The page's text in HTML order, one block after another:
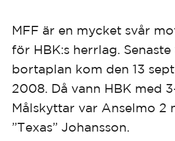
MFF är en mycket svår
för HBK:s herrlag.
bortaplan kom den 13
2008. Då vann HBK med
Målskyttar var Anselmo 2
”Texas” Johansson.